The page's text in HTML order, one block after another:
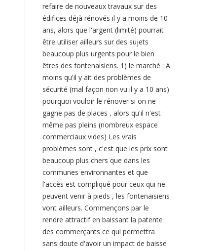
TOUS.
refaire de nouveaux travaux sur des
édifices déjà rénovés il y a moins de 10
ans, alors que l'argent (limité) pourrait
être utiliser ailleurs sur des sujets
beaucoup plus urgents pour le bien
êtres des fontenaisiens. 1) le marché : A
moins qu'il y ait des problèmes de
sécurité (mal façon non vu il y a 10 ans)
pourquoi vouloir le rénover si on ne
gagne pas de places , alors qu'il n'est
même pas pleins (nombreux espace
commerciaux vides) Les vrais
problèmes sont , c'est que les prix sont
beaucoup plus chers que dans les
communes environnantes et que
l'accès est compliqué pour ceux qui ne
peuvent venir à pieds , les fontenaisiens
vont ailleurs. Commençons par le
rendre attractif en baissant la patente
des commerçants ce qui permettra
sans doute d'avoir un impact de baisse